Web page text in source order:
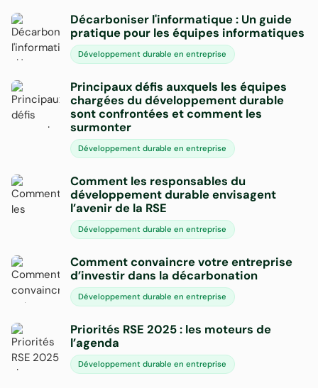
Décarboniser l'informatique : Un guide
pratique pour les équipes informatiques
Développement durable en entreprise
Principaux défis auxquels les équipes
chargées du développement durable
sont confrontées et comment les
surmonter
Développement durable en entreprise
Comment les responsables du
développement durable envisagent
l’avenir de la RSE
Développement durable en entreprise
Comment convaincre votre entreprise
d’investir dans la décarbonation
Développement durable en entreprise
Priorités RSE 2025 : les moteurs de
l’agenda
Développement durable en entreprise